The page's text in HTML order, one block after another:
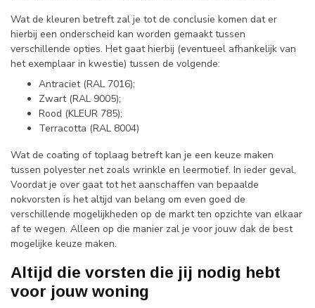
Wat de kleuren betreft zal je tot de conclusie komen dat er
hierbij een onderscheid kan worden gemaakt tussen
verschillende opties. Het gaat hierbij (eventueel afhankelijk van
het exemplaar in kwestie) tussen de volgende:
Antraciet (RAL 7016);
Zwart (RAL 9005);
Rood (KLEUR 785);
Terracotta (RAL 8004)
Wat de coating of toplaag betreft kan je een keuze maken
tussen polyester net zoals wrinkle en leermotief. In ieder geval,
Voordat je over gaat tot het aanschaffen van bepaalde
nokvorsten is het altijd van belang om even goed de
verschillende mogelijkheden op de markt ten opzichte van elkaar
af te wegen. Alleen op die manier zal je voor jouw dak de best
mogelijke keuze maken.
Altijd die vorsten die jij nodig hebt
voor jouw woning